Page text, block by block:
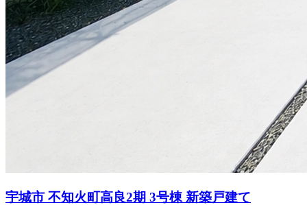
宇城市 不知火町高良2期 3号棟 新築戸建て